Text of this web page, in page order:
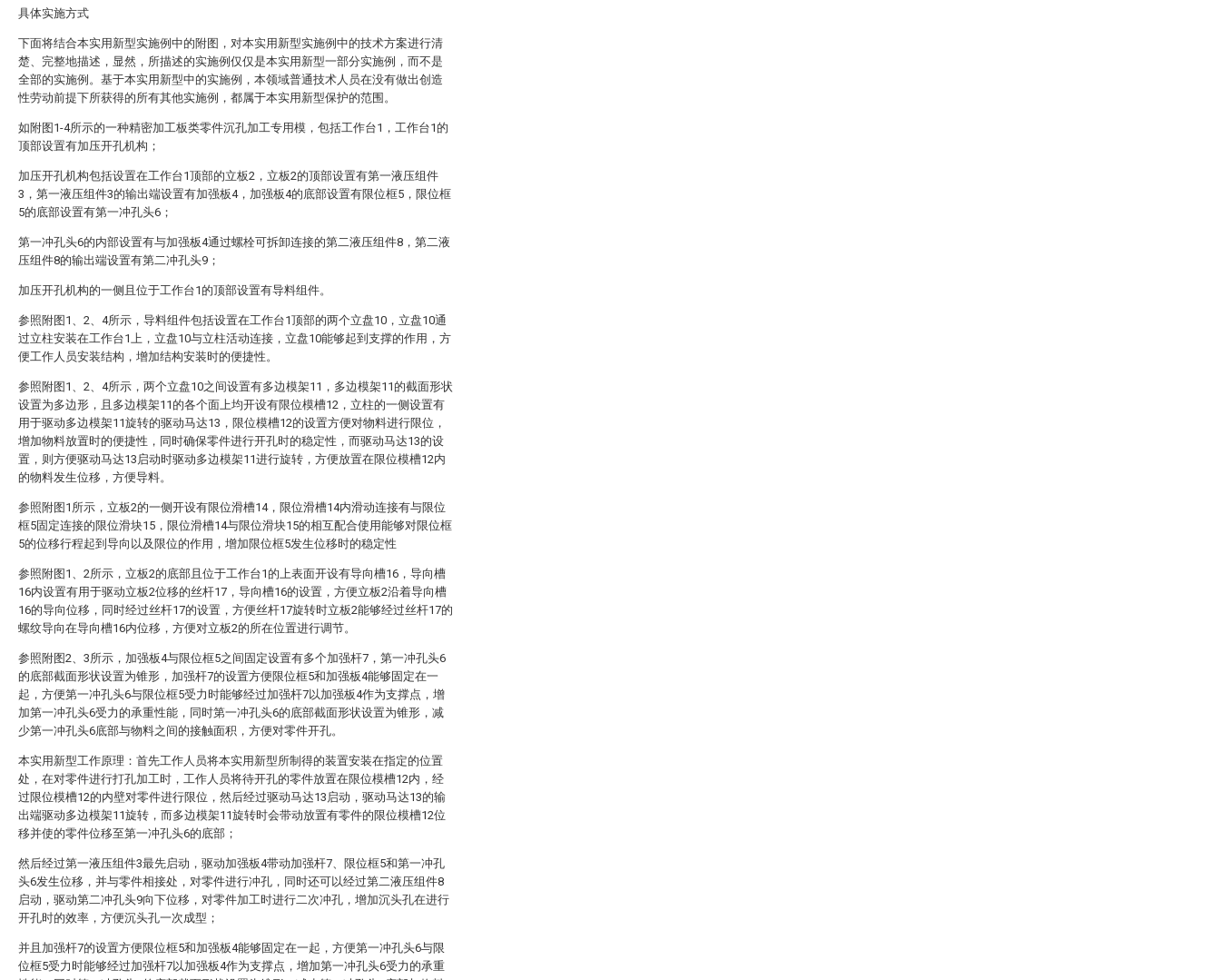
具体实施方式
下面将结合本实用新型实施例中的附图，对本实用新型实施例中的技术方案进行清
楚、完整地描述，显然，所描述的实施例仅仅是本实用新型一部分实施例，而不是
全部的实施例。基于本实用新型中的实施例，本领域普通技术人员在没有做出创造
性劳动前提下所获得的所有其他实施例，都属于本实用新型保护的范围。
如附图1-4所示的一种精密加工板类零件沉孔加工专用模，包括工作台1，工作台1的
顶部设置有加压开孔机构；
加压开孔机构包括设置在工作台1顶部的立板2，立板2的顶部设置有第一液压组件
3，第一液压组件3的输出端设置有加强板4，加强板4的底部设置有限位框5，限位框
5的底部设置有第一冲孔头6；
第一冲孔头6的内部设置有与加强板4通过螺栓可拆卸连接的第二液压组件8，第二液
压组件8的输出端设置有第二冲孔头9；
加压开孔机构的一侧且位于工作台1的顶部设置有导料组件。
参照附图1、2、4所示，导料组件包括设置在工作台1顶部的两个立盘10，立盘10通
过立柱安装在工作台1上，立盘10与立柱活动连接，立盘10能够起到支撑的作用，方
便工作人员安装结构，增加结构安装时的便捷性。
参照附图1、2、4所示，两个立盘10之间设置有多边模架11，多边模架11的截面形状
设置为多边形，且多边模架11的各个面上均开设有限位模槽12，立柱的一侧设置有
用于驱动多边模架11旋转的驱动马达13，限位模槽12的设置方便对物料进行限位，
增加物料放置时的便捷性，同时确保零件进行开孔时的稳定性，而驱动马达13的设
置，则方便驱动马达13启动时驱动多边模架11进行旋转，方便放置在限位模槽12内
的物料发生位移，方便导料。
参照附图1所示，立板2的一侧开设有限位滑槽14，限位滑槽14内滑动连接有与限位
框5固定连接的限位滑块15，限位滑槽14与限位滑块15的相互配合使用能够对限位框
5的位移行程起到导向以及限位的作用，增加限位框5发生位移时的稳定性
参照附图1、2所示，立板2的底部且位于工作台1的上表面开设有导向槽16，导向槽
16内设置有用于驱动立板2位移的丝杆17，导向槽16的设置，方便立板2沿着导向槽
16的导向位移，同时经过丝杆17的设置，方便丝杆17旋转时立板2能够经过丝杆17的
螺纹导向在导向槽16内位移，方便对立板2的所在位置进行调节。
参照附图2、3所示，加强板4与限位框5之间固定设置有多个加强杆7，第一冲孔头6
的底部截面形状设置为锥形，加强杆7的设置方便限位框5和加强板4能够固定在一
起，方便第一冲孔头6与限位框5受力时能够经过加强杆7以加强板4作为支撑点，增
加第一冲孔头6受力的承重性能，同时第一冲孔头6的底部截面形状设置为锥形，减
少第一冲孔头6底部与物料之间的接触面积，方便对零件开孔。
本实用新型工作原理：首先工作人员将本实用新型所制得的装置安装在指定的位置
处，在对零件进行打孔加工时，工作人员将待开孔的零件放置在限位模槽12内，经
过限位模槽12的内壁对零件进行限位，然后经过驱动马达13启动，驱动马达13的输
出端驱动多边模架11旋转，而多边模架11旋转时会带动放置有零件的限位模槽12位
移并使的零件位移至第一冲孔头6的底部；
然后经过第一液压组件3最先启动，驱动加强板4带动加强杆7、限位框5和第一冲孔
头6发生位移，并与零件相接处，对零件进行冲孔，同时还可以经过第二液压组件8
启动，驱动第二冲孔头9向下位移，对零件加工时进行二次冲孔，增加沉头孔在进行
开孔时的效率，方便沉头孔一次成型；
并且加强杆7的设置方便限位框5和加强板4能够固定在一起，方便第一冲孔头6与限
位框5受力时能够经过加强杆7以加强板4作为支撑点，增加第一冲孔头6受力的承重